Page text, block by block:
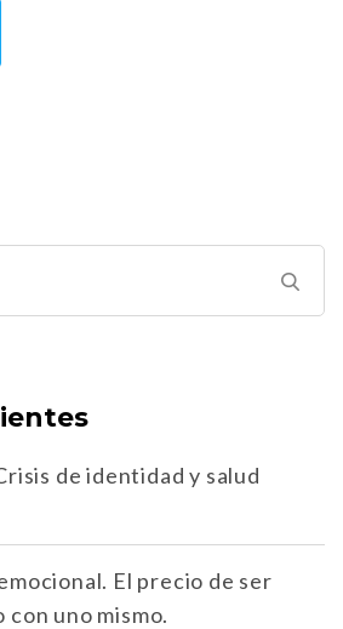
de identidad y salud
El precio de ser
con uno mismo.